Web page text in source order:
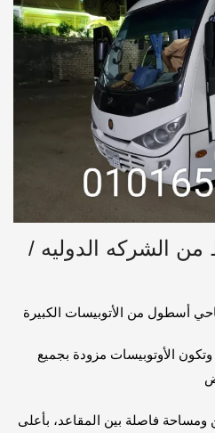
الشركه الدوليه /
أسطول من الأتوبيسات الكبيرة
حتى 50 و 7 فرد، وتكون الأوتوبيسات مزودة بجميع
ومساحة فاصلة بين المقاعد، بأعلى